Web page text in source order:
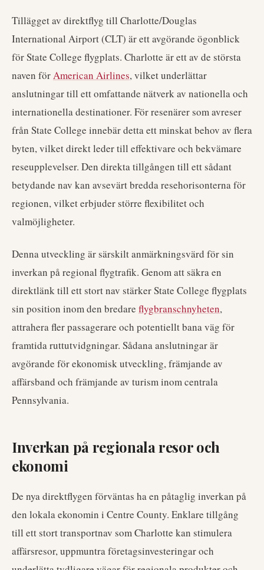
Tillägget av direktflyg till Charlotte/Douglas
International Airport (CLT) är ett avgörande ögonblick
för State College flygplats. Charlotte är ett av de största
naven förAmerican Airlines, vilket underlättar
anslutningar till ett omfattande nätverk av nationella och
internationella destinationer. För resenärer som avreser
från State College innebär detta ett minskat behov av flera
byten, vilket direkt leder till effektivare och bekvämare
reseupplevelser. Den direkta tillgången till ett sådant
betydande nav kan avsevärt bredda resehorisonterna för
regionen, vilket erbjuder större flexibilitet och
valmöjligheter.
Denna utveckling är särskilt anmärkningsvärd för sin
inverkan på regional flygtrafik. Genom att säkra en
direktlänk till ett stort nav stärker State College flygplats
sin position inom den bredare flygbranschnyheten,
attrahera fler passagerare och potentiellt bana väg för
framtida ruttutvidgningar. Sådana anslutningar är
avgörande för ekonomisk utveckling, främjande av
affärsband och främjande av turism inom centrala
Pennsylvania.
Inverkan på regionala resor och
ekonomi
De nya direktflygen förväntas ha en påtaglig inverkan på
den lokala ekonomin i Centre County. Enklare tillgång
till ett stort transportnav som Charlotte kan stimulera
affärsresor, uppmuntra företagsinvesteringar och